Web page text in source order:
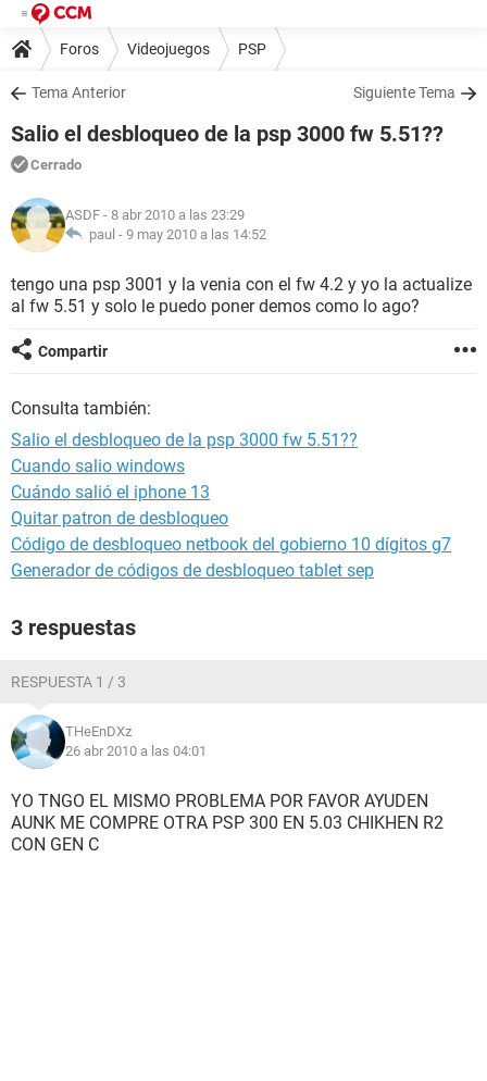
Foros Videojuegos PSP
Tema Anterior Siguiente Tema
Salio el desbloqueo de la psp 3000 fw 5.51??
Cerrado
ASDF - 8 abr 2010 a las 23:29
paul - 9 may 2010 a las 14:52
tengo una psp 3001 y la venia con el fw 4.2 y yo la actualize
al fw 5.51 y solo le puedo poner demos como lo ago?
Compartir
Consulta también:
Salio el desbloqueo de la psp 3000 fw 5.51??
Cuando salio windows
Cuándo salió el iphone 13
Quitar patron de desbloqueo
Código de desbloqueo netbook del gobierno 10 dígitos g7
Generador de códigos de desbloqueo tablet sep
3 respuestas
RESPUESTA 1 / 3
THeEnDXz
26 abr 2010 a las 04:01
YO TNGO EL MISMO PROBLEMA POR FAVOR AYUDEN
AUNK ME COMPRE OTRA PSP 300 EN 5.03 CHIKHEN R2
CON GEN C